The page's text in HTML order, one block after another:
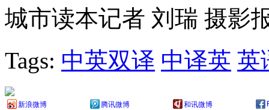
城市读本记者 刘瑞 摄影
Tags: 中英双译 中译英 英
新浪微博 腾讯微博 和讯微博